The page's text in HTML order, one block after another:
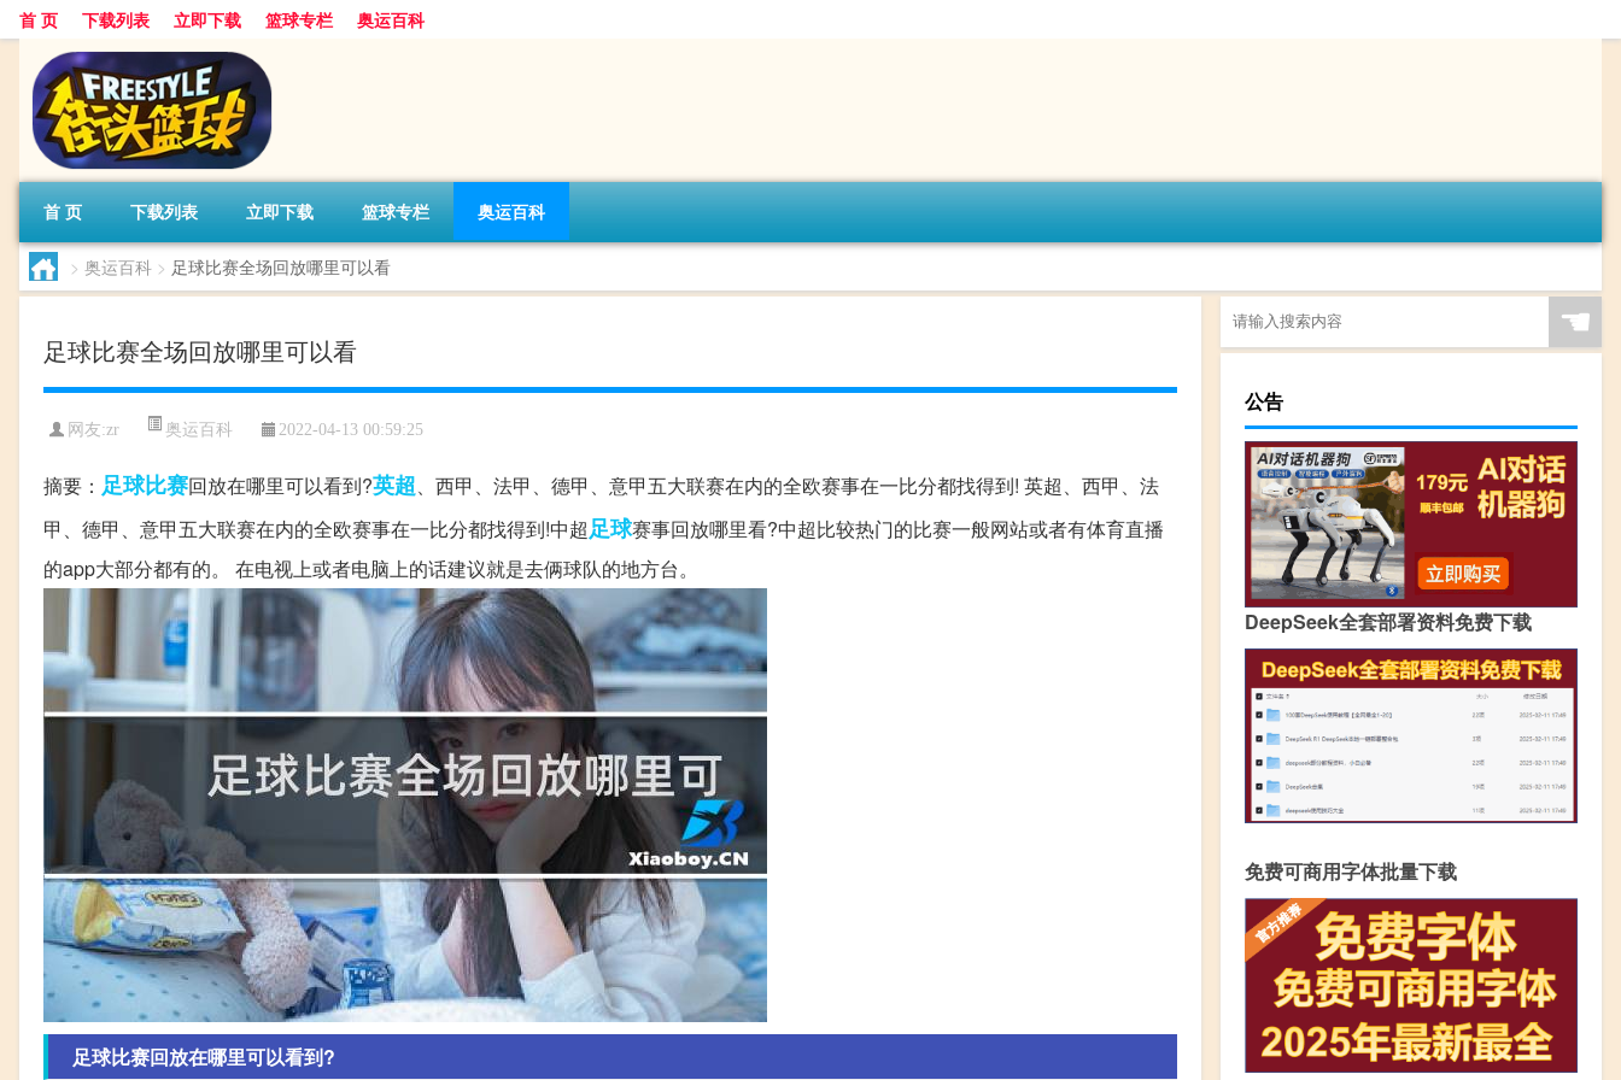
首 页 下载列表 立即下载 篮球专栏 奥运百科
首 页 下载列表 立即下载 篮球专栏 奥运百科
> 奥运百科 > 足球比赛全场回放哪里可以看
足球比赛全场回放哪里可以看
网友:zr 奥运百科 2022-04-13 00:59:25
摘要： 足球比赛回放在哪里可以看到?英超、西甲、法甲、德甲、意甲五大联赛在内的全欧赛事在一比分都找得到! 英超、西甲、法
甲、德甲、意甲五大联赛在内的全欧赛事在一比分都找得到!中超足球赛事回放哪里看?中超比较热门的比赛一般网站或者有体育直播
的app大部分都有的。 在电视上或者电脑上的话建议就是去俩球队的地方台。
足球比赛回放在哪里可以看到?
☚
公告
DeepSeek全套部署资料免费下载
免费可商用字体批量下载